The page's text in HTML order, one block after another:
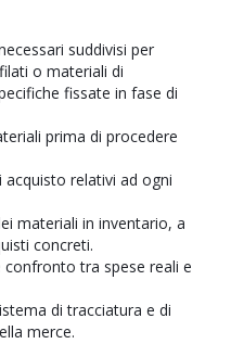
suddivisi per
o materiali di
fissate in fase di
prima di procedere
relativi ad ogni
materiali in inventario, a
concreti.
tra spese reali e
di tracciatura e di
merce.